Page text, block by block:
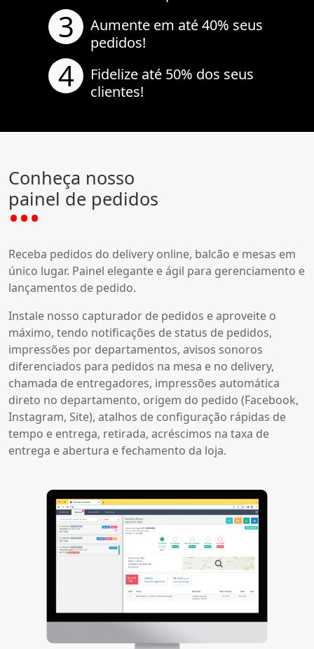
3
Aumente em até 40% seus
pedidos!
4
Fidelize até 50% dos seus
clientes!
Conheça nosso
painel de pedidos
Receba pedidos do delivery online, balcão e mesas em
único lugar. Painel elegante e ágil para gerenciamento e
lançamentos de pedido.
Instale nosso capturador de pedidos e aproveite o
máximo, tendo notificações de status de pedidos,
impressões por departamentos, avisos sonoros
diferenciados para pedidos na mesa e no delivery,
chamada de entregadores, impressões automática
direto no departamento, origem do pedido (Facebook,
Instagram, Site), atalhos de configuração rápidas de
tempo e entrega, retirada, acréscimos na taxa de
entrega e abertura e fechamento da loja.